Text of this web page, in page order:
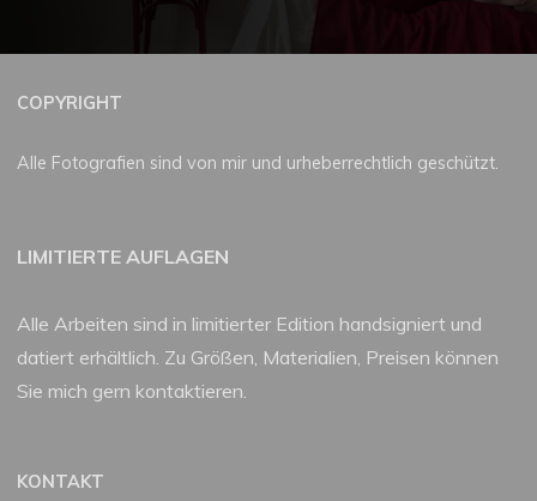
COPYRIGHT
Alle Fotografien sind von mir und urheberrechtlich geschützt.
LIMITIERTE AUFLAGEN
Alle Arbeiten sind in limitierter Edition handsigniert und
datiert erhältlich. Zu Größen, Materialien, Preisen können
Sie mich gern kontaktieren.
KONTAKT